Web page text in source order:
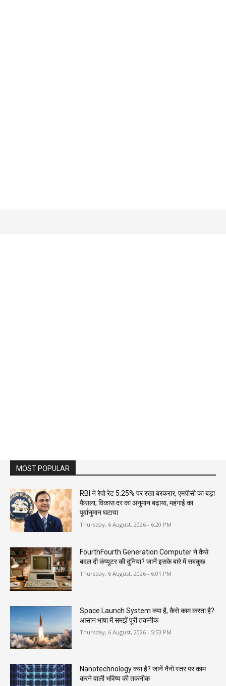
MOST POPULAR
RBI ने रेपो रेट 5.25% पर रखा बरकरार, एमपीसी का बड़ा
फैसला; विकास दर का अनुमान बढ़ाया, महंगाई का
पूर्वानुमान घटाया
Thursday, 6 August, 2026 - 6:20 PM
FourthFourth Generation Computer ने कैसे
बदल दी कंप्यूटर की दुनिया? जानें इसके बारे में सबकुछ
Thursday, 6 August, 2026 - 6:01 PM
Space Launch System क्या है, कैसे काम करता है?
आसान भाषा में समझें पूरी तकनीक
Thursday, 6 August, 2026 - 5:53 PM
Nanotechnology क्या है? जानें नैनो स्तर पर काम
करने वाली भविष्य की तकनीक